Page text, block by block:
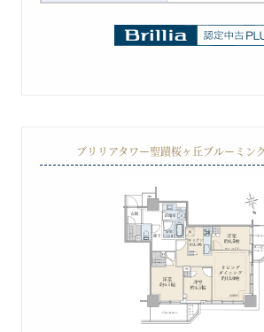
ブリリアタワー聖蹟桜ヶ丘ブルーミン